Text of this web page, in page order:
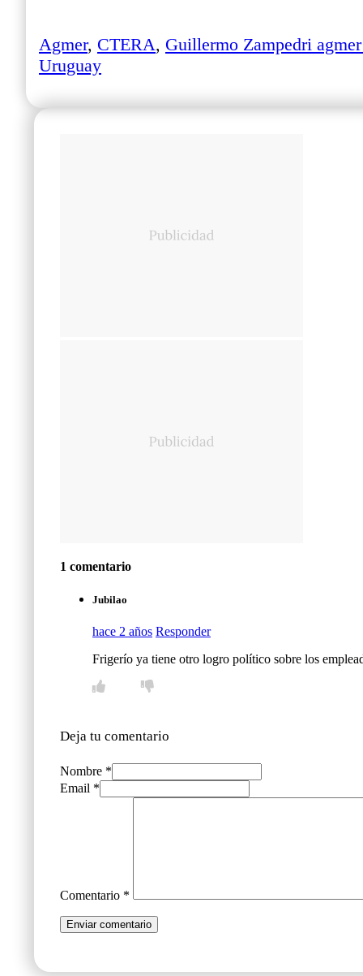
Agmer, CTERA, Guillermo Zampedri
Uruguay
1 comentario
Jubilao
hace 2 años Responder
Frigerío ya tiene otro logro político sobre los
Deja tu comentario
Nombre *
Email *
Comentario *